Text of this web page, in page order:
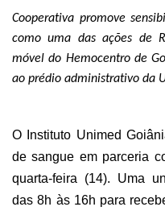
Cooperativa promove
como uma das ações de
móvel do Hemocentrode
ao prédio administrativo da
O Instituto Unimed
de sangue em parceria
quarta-feira (14). Uma
das 8h às 16h para